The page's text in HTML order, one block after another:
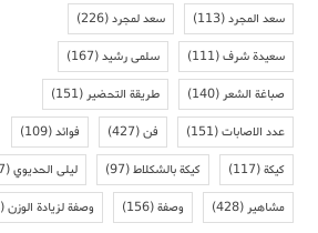
سعد المجرد(113) سعد لمجرد(226)
سعيدة شرف(111) سلمى رشيد(167)
صباغة الشعر(140) طريقة التحضير(151)
عدد الاصابات(151) فن(427) فوائد(109)
كيكة(117) كيكة بالشكلاط(97) ليلى الحديوي(97)
مشاهير(428) وصفة(156) وصفة لزيادة الوزن(138)